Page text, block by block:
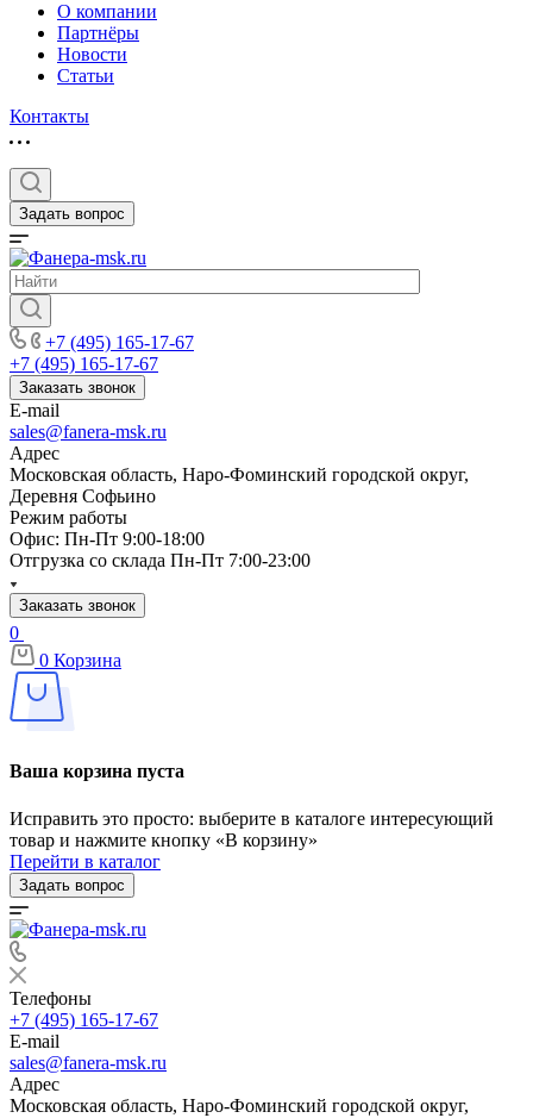
О компании
Партнёры
Новости
Статьи
Контакты
Задать вопрос
+7 (495) 165-17-67
+7 (495) 165-17-67
Заказать звонок
E-mail
sales@fanera-msk.ru
Адрес
Московская область, Наро-Фоминский городской округ,
Деревня Софьино
Режим работы
Офис: Пн-Пт 9:00-18:00
Отгрузка со склада Пн-Пт 7:00-23:00
Заказать звонок
0
0 Корзина
Ваша корзина пуста
Исправить это просто: выберите в каталоге интересующий
товар и нажмите кнопку «В корзину»
Перейти в каталог
Задать вопрос
Телефоны
+7 (495) 165-17-67
E-mail
sales@fanera-msk.ru
Адрес
Московская область, Наро-Фоминский городской округ,